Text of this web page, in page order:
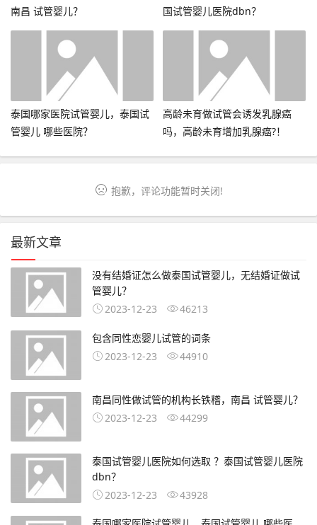
南昌 试管婴儿？
国试管婴儿医院dbn？
泰国哪家医院试管婴儿，泰国试
管婴儿 哪些医院？
高龄未育做试管会诱发乳腺癌
吗，高龄未育增加乳腺癌?！
抱歉，评论功能暂时关闭!
最新文章
没有结婚证怎么做泰国试管婴儿，无结婚证做试
管婴儿？
2023-12-23
46213
包含同性恋婴儿试管的词条
2023-12-23
44910
南昌同性做试管的机构长铁稽，南昌 试管婴儿？
2023-12-23
44299
泰国试管婴儿医院如何选取 ？泰国试管婴儿医院
dbn？
2023-12-23
43928